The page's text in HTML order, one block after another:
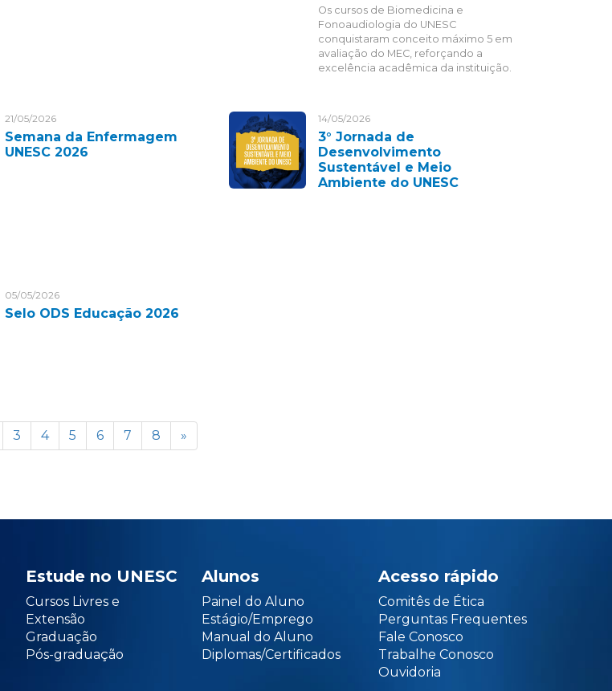
Os cursos de Biomedicina e
Fonoaudiologia do UNESC
conquistaram conceito máximo 5 em
avaliação do MEC, reforçando a
excelência acadêmica da instituição.
21/05/2026
Semana da Enfermagem
UNESC 2026
14/05/2026
3° Jornada de
Desenvolvimento
Sustentável e Meio
Ambiente do UNESC
05/05/2026
Selo ODS Educação 2026
3 4 5 6 7 8 »
Estude no UNESC
Cursos Livres e
Extensão
Graduação
Pós-graduação
Alunos
Painel do Aluno
Estágio/Emprego
Manual do Aluno
Diplomas/Certificados
Acesso rápido
Comitês de Ética
Perguntas Frequentes
Fale Conosco
Trabalhe Conosco
Ouvidoria